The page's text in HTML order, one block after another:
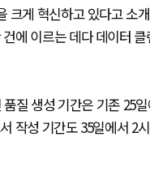
크게 혁신하고 있다고 소
에 이르는 데다 데이터
질 생성 기간은 기존 25
작성 기간도 35일에서 2